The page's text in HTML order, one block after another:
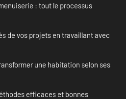
: tout le processus
de vos projets en travaillant avec
une habitation selon ses
efficaces et bonnes